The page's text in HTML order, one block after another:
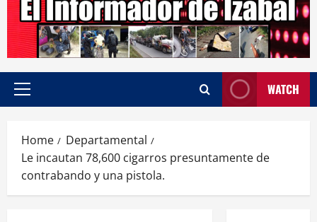
Primary
WATCH
Home
Departamental
Le incautan 78,600 cigarros presuntamente de
contrabando y una pistola.